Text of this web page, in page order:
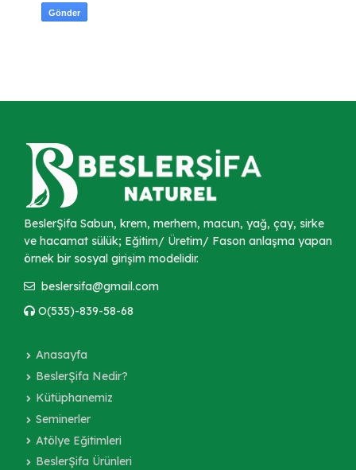
BeslerŞifa Sabun, krem, merhem, macun, yağ, çay, sirke
ve hacamat sülük; Eğitim/ Üretim/ Fason anlaşma yapan
örnek bir sosyal girişim modelidir.
beslersifa@gmail.com
O(535)-839-58-68
Anasayfa
BeslerŞifa Nedir?
Kütüphanemiz
Seminerler
Atölye Eğitimleri
BeslerŞifa Ürünleri